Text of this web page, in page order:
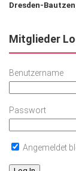
Dresden-Bautzen
Mitglieder
Benutzername
Passwort
Angemeldet